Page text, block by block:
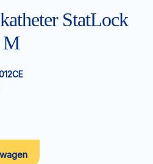
StatLock
M